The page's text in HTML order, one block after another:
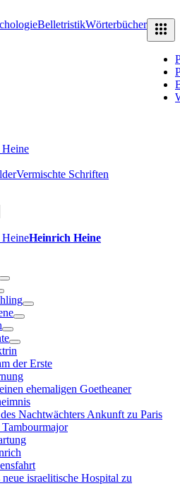
BelletristikWörterbücher
Vermischte Schriften
Heinrich Heine
der Erste
ehemaligen Goetheaner
Nachtwächters Ankunft zu Paris
neue israelitische Hospital zu